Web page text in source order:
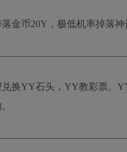
金币20Y，极低机率掉落神
换YY石头，YY教彩票。